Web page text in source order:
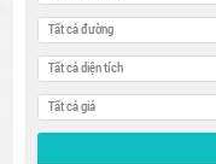
Tất cả đường
Tất cả diện tích
Tất cả giá